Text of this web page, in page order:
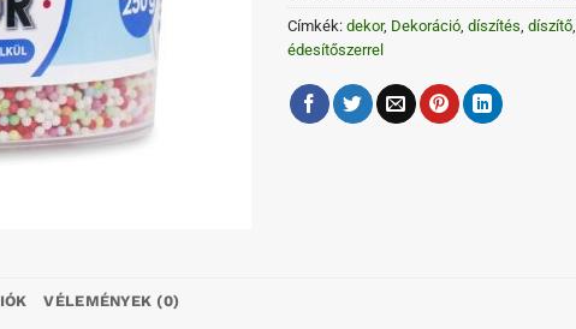
Címkék: dekor, Dekoráció, díszítés, díszítő,
édesítőszerrel
VÉLEMÉNYEK (0)